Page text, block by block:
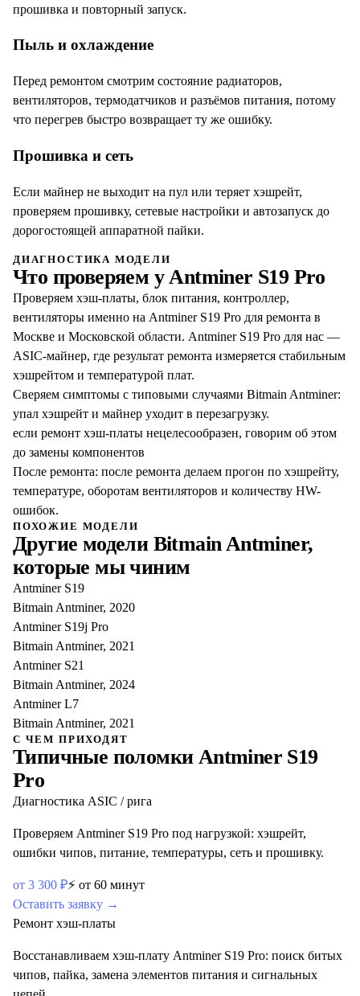
прошивка и повторный запуск.
Пыль и охлаждение
Перед ремонтом смотрим состояние радиаторов,
вентиляторов, термодатчиков и разъёмов питания, потому
что перегрев быстро возвращает ту же ошибку.
Прошивка и сеть
Если майнер не выходит на пул или теряет хэшрейт,
проверяем прошивку, сетевые настройки и автозапуск до
дорогостоящей аппаратной пайки.
ДИАГНОСТИКА МОДЕЛИ
Что проверяем у Antminer S19 Pro
Проверяем хэш-платы, блок питания, контроллер,
вентиляторы именно на Antminer S19 Pro для ремонта в
Москве и Московской области. Antminer S19 Pro для нас —
ASIC-майнер, где результат ремонта измеряется стабильным
хэшрейтом и температурой плат.
Сверяем симптомы с типовыми случаями Bitmain Antminer:
упал хэшрейт и майнер уходит в перезагрузку.
если ремонт хэш-платы нецелесообразен, говорим об этом
до замены компонентов
После ремонта: после ремонта делаем прогон по хэшрейту,
температуре, оборотам вентиляторов и количеству HW-
ошибок.
ПОХОЖИЕ МОДЕЛИ
Другие модели Bitmain Antminer,
которые мы чиним
Antminer S19
Bitmain Antminer, 2020
Antminer S19j Pro
Bitmain Antminer, 2021
Antminer S21
Bitmain Antminer, 2024
Antminer L7
Bitmain Antminer, 2021
С ЧЕМ ПРИХОДЯТ
Типичные поломки Antminer S19
Pro
Диагностика ASIC / рига
Проверяем Antminer S19 Pro под нагрузкой: хэшрейт,
ошибки чипов, питание, температуры, сеть и прошивку.
от 3 300 ₽⚡ от 60 минут
Оставить заявку →
Ремонт хэш-платы
Восстанавливаем хэш-плату Antminer S19 Pro: поиск битых
чипов, пайка, замена элементов питания и сигнальных